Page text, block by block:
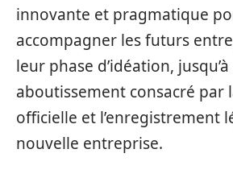
innovante et pragmatique
accompagner les futurs
leur phase d’idéation,
aboutissement consacré par
officielle et l’enregistrement
nouvelle entreprise.